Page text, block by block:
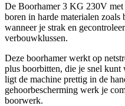
De Boorhamer 3 KG 230V
boren in harde materialen zoals
wanneer je strak en
verbouwklussen.
Deze boorhamer werkt op
plus boorbitten, die je snel
ligt de machine prettig in de
gehoorbescherming werk je
boorwerk.